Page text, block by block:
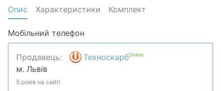
Опис Характеристики Комплект
Мобільний телефон
Продавець: ТехноскарбOnline
м. Львів
5 років на сайті